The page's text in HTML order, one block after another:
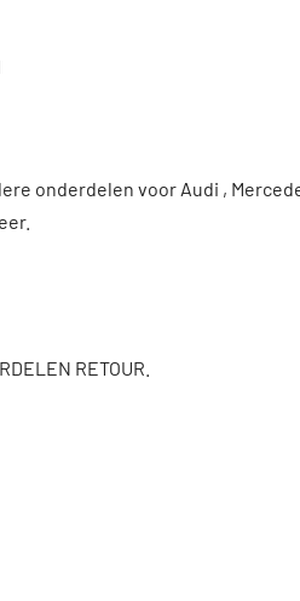
onderdelen voor Audi ,
RETOUR.